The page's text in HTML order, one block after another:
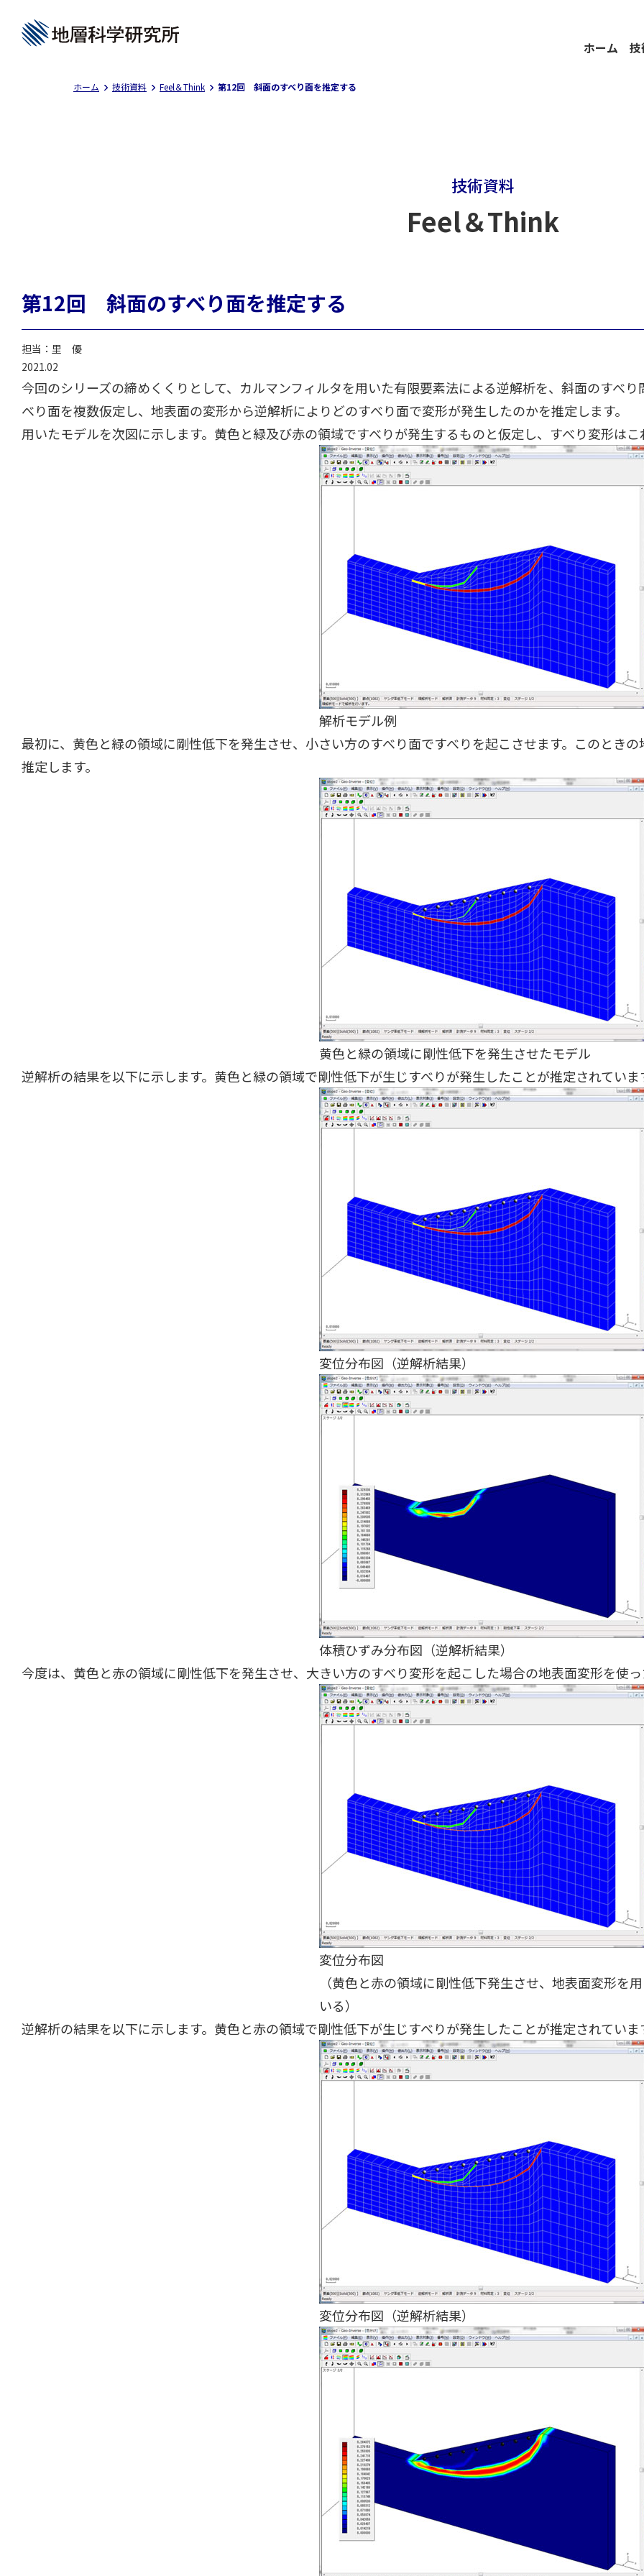
ホーム
ホーム 技術資料 Feel＆Think 第12回 斜面のすべり面を推定する
技術資料
Feel＆Think
第12回 斜面のすべり面を推定する
担当：里 優
2021.02
今回のシリーズの締めくくりとして、カルマンフィルタを用いた有限要素法による逆解析を、斜面のすべ
べり面を複数仮定し、地表面の変形から逆解析によりどのすべり面で変形が発生したのかを推定します。
用いたモデルを次図に示します。黄色と緑及び赤の領域ですべりが発生するものと仮定し、すべり変形は
解析モデル例
最初に、黄色と緑の領域に剛性低下を発生させ、小さい方のすべり面ですべりを起こさせます。このとき
推定します。
黄色と緑の領域に剛性低下を発生させたモデル
逆解析の結果を以下に示します。黄色と緑の領域で剛性低下が生じすべりが発生したことが推定されていま
変位分布図（逆解析結果）
体積ひずみ分布図（逆解析結果）
今度は、黄色と赤の領域に剛性低下を発生させ、大きい方のすべり変形を起こした場合の地表面変形を使
変位分布図
（黄色と赤の領域に剛性低下発生させ、地表面変形を用
いる）
逆解析の結果を以下に示します。黄色と赤の領域で剛性低下が生じすべりが発生したことが推定されていま
変位分布図（逆解析結果）